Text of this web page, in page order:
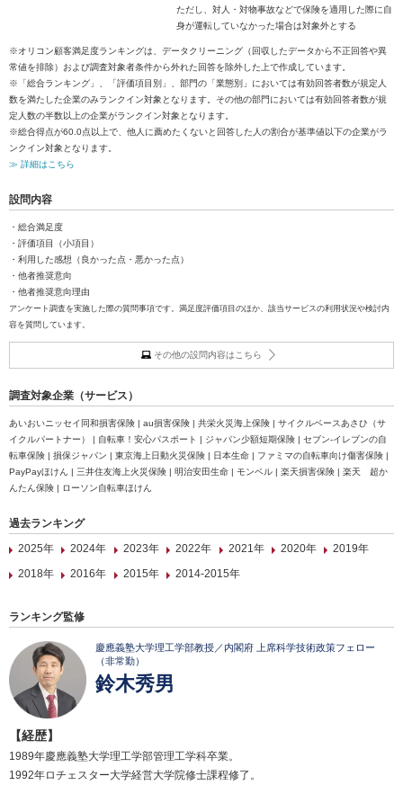
ただし、対人・対物事故などで保険を適用した際に自
身が運転していなかった場合は対象外とする
※オリコン顧客満足度ランキングは、データクリーニング（回収したデータから不正回答や異
常値を排除）および調査対象者条件から外れた回答を除外した上で作成しています。
※「総合ランキング」、「評価項目別」、部門の「業態別」においては有効回答者数が規定人
数を満たした企業のみランクイン対象となります。その他の部門においては有効回答者数が規
定人数の半数以上の企業がランクイン対象となります。
※総合得点が60.0点以上で、他人に薦めたくないと回答した人の割合が基準値以下の企業がラ
ンクイン対象となります。
≫ 詳細はこちら
設問内容
・総合満足度
・評価項目（小項目）
・利用した感想（良かった点・悪かった点）
・他者推奨意向
・他者推奨意向理由
アンケート調査を実施した際の質問事項です。満足度評価項目のほか、該当サービスの利用状況や検討内
容を質問しています。
その他の設問内容はこちら
調査対象企業（サービス）
あいおいニッセイ同和損害保険 | au損害保険 | 共栄火災海上保険 | サイクルベースあさひ（サ
イクルパートナー） | 自転車！安心パスポート | ジャパン少額短期保険 | セブン‐イレブンの自
転車保険 | 損保ジャパン | 東京海上日動火災保険 | 日本生命 | ファミマの自転車向け傷害保険 |
PayPayほけん | 三井住友海上火災保険 | 明治安田生命 | モンベル | 楽天損害保険 | 楽天 超か
んたん保険 | ローソン自転車ほけん
過去ランキング
2025年
2024年 2023年 2022年 2021年 2020年
2019年
2018年
2016年 2015年 2014-2015年
ランキング監修
慶應義塾大学理工学部教授／内閣府 上席科学技術政策フェロー
（非常勤）
鈴木秀男
【経歴】
1989年慶應義塾大学理工学部管理工学科卒業。
1992年ロチェスター大学経営大学院修士課程修了。